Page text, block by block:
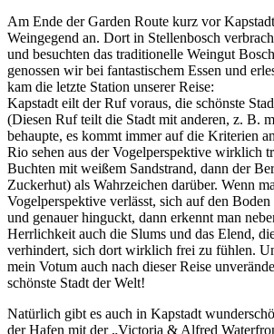
Am Ende der Garden Route kurz vor
Weingegend an. Dort in Stellenbosch
und besuchten das traditionelle Weingut
genossen wir bei fantastischem Essen und
kam die letzte Station unserer Reise:
Kapstadt eilt der Ruf voraus, die schönste
(Diesen Ruf teilt die Stadt mit anderen, z. B.
behaupte, es kommt immer auf die Kriterien
Rio sehen aus der Vogelperspektive wirklich
Buchten mit weißem Sandstrand, dann der
Zuckerhut) als Wahrzeichen darüber. Wenn
Vogelperspektive verlässt, sich auf den Boden
und genauer hinguckt, dann erkennt man
Herrlichkeit auch die Slums und das Elend,
verhindert, sich dort wirklich frei zu fühlen.
mein Votum auch nach dieser Reise
schönste Stadt der Welt!
Natürlich gibt es auch in Kapstadt
der Hafen mit der Victoria & Alfred